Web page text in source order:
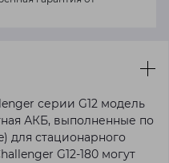
серии G12 модель
АКБ, выполненные по
для стационарного
G12-180 могут